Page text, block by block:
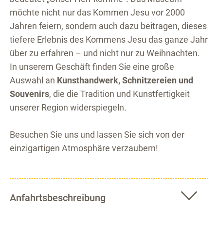
möchte nicht nur das Kommen Jesu vor 2000
Jahren feiern, sondern auch dazu beitragen, dieses
tiefere Erlebnis des Kommens Jesu das ganze Jahr
über zu erfahren – und nicht nur zu Weihnachten.
In unserem Geschäft finden Sie eine große
Auswahl an Kunsthandwerk, Schnitzereien und
Souvenirs, die die Tradition und Kunstfertigkeit
unserer Region widerspiegeln.
Besuchen Sie uns und lassen Sie sich von der
einzigartigen Atmosphäre verzaubern!
Anfahrtsbeschreibung